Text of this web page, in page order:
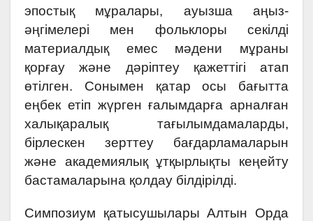
эпостық мұралары, ауызша аңыз-
әңгімелері мен фольклоры секілді
материалдық емес мәдени мұраны
қорғау және дәріптеу қажеттігі атап
өтілген. Сонымен қатар осы бағытта
еңбек етіп жүрген ғалымдарға арналған
халықаралық тағылымдамаларды,
бірлескен зерттеу бағдарламаларын
және академиялық ұтқырлықты кеңейту
бастамаларына қолдау білдірілді.
Симпозиум қатысушылары Алтын Орда